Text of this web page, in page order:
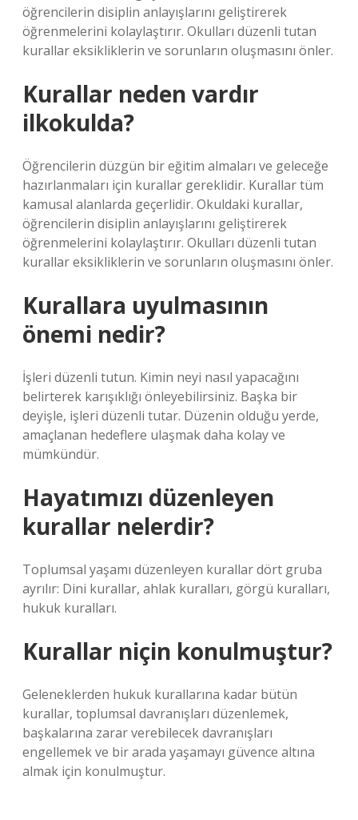
öğrencilerin disiplin anlayışlarını geliştirerek
öğrenmelerini kolaylaştırır. Okulları düzenli tutan
kurallar eksikliklerin ve sorunların oluşmasını önler.
Kurallar neden vardır
ilkokulda?
Öğrencilerin düzgün bir eğitim almaları ve geleceğe
hazırlanmaları için kurallar gereklidir. Kurallar tüm
kamusal alanlarda geçerlidir. Okuldaki kurallar,
öğrencilerin disiplin anlayışlarını geliştirerek
öğrenmelerini kolaylaştırır. Okulları düzenli tutan
kurallar eksikliklerin ve sorunların oluşmasını önler.
Kurallara uyulmasının
önemi nedir?
İşleri düzenli tutun. Kimin neyi nasıl yapacağını
belirterek karışıklığı önleyebilirsiniz. Başka bir
deyişle, işleri düzenli tutar. Düzenin olduğu yerde,
amaçlanan hedeflere ulaşmak daha kolay ve
mümkündür.
Hayatımızı düzenleyen
kurallar nelerdir?
Toplumsal yaşamı düzenleyen kurallar dört gruba
ayrılır: Dini kurallar, ahlak kuralları, görgü kuralları,
hukuk kuralları.
Kurallar niçin konulmuştur?
Geleneklerden hukuk kurallarına kadar bütün
kurallar, toplumsal davranışları düzenlemek,
başkalarına zarar verebilecek davranışları
engellemek ve bir arada yaşamayı güvence altına
almak için konulmuştur.